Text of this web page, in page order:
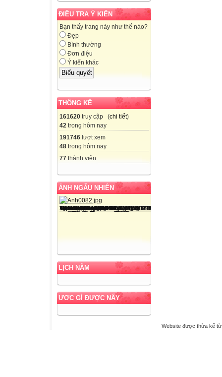
ĐIỀU TRA Ý KIẾN
Bạn thấy trang này như thế nào?
Đẹp
Bình thường
Đơn điệu
Ý kiến khác
THỐNG KÊ
161620 truy cập (chi tiết)
42 trong hôm nay
191746 lượt xem
48 trong hôm nay
77 thành viên
ẢNH NGẪU NHIÊN
LỊCH NĂM
ƯƠC GÌ ĐƯỢC NẤY
Website được thừa kế